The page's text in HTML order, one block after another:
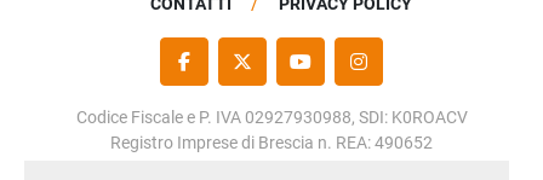
FACEBOOKTWITTERYOUTUBEINSTAGRAM
Codice Fiscale e P. IVA 02927930988, SDI: K0ROACV
Registro Imprese di Brescia n. REA: 490652